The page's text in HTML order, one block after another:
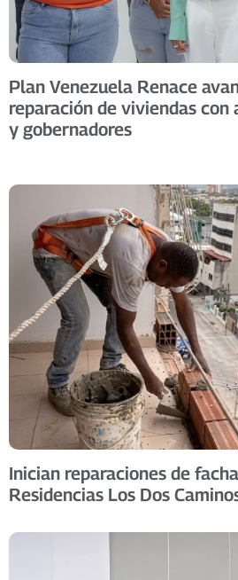
Plan Venezuela Renace
reparación de viviendas con
y gobernadores
Inician reparaciones de
Residencias Los Dos